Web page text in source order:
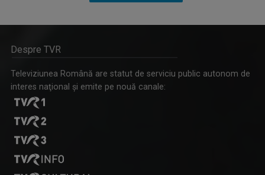
Tronson care aduce patru producții difuzate ...
ROXANA COSTAŞ
Pe 20 noiembrie 2006 Roxana Bratec împlinea 21 ...
Despre TVR
Televiziunea Română are statut de serviciu public autonom de
interes naţional şi emite pe nouă canale: